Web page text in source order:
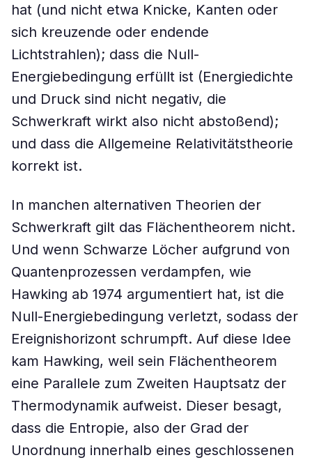
hat (und nicht etwa Knicke, Kanten oder
sich kreuzende oder endende
Lichtstrahlen); dass die Null-
Energiebedingung erfüllt ist (Energiedichte
und Druck sind nicht negativ, die
Schwerkraft wirkt also nicht abstoßend);
und dass die Allgemeine Relativitätstheorie
korrekt ist.
In manchen alternativen Theorien der
Schwerkraft gilt das Flächentheorem nicht.
Und wenn Schwarze Löcher aufgrund von
Quantenprozessen verdampfen, wie
Hawking ab 1974 argumentiert hat, ist die
Null-Energiebedingung verletzt, sodass der
Ereignishorizont schrumpft. Auf diese Idee
kam Hawking, weil sein Flächentheorem
eine Parallele zum Zweiten Hauptsatz der
Thermodynamik aufweist. Dieser besagt,
dass die Entropie, also der Grad der
Unordnung innerhalb eines geschlossenen